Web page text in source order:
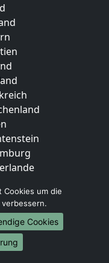
um die
Cookies